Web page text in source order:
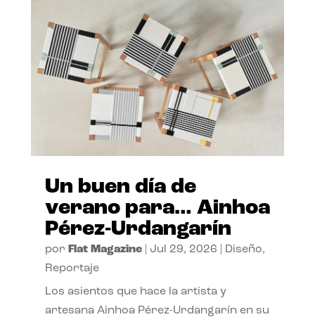
Un buen día de
verano para… Ainhoa
Pérez-Urdangarín
por Flat Magazine| Jul 29, 2026 Diseño,
Reportaje
Los asientos que hace la artista y
artesana Ainhoa Pérez-Urdangarín en su